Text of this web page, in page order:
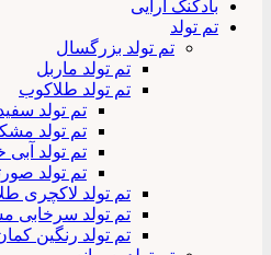
بادکنک آرایی
تم تولد
تم تولد بزرگسال
تم تولد ماربل
تم تولد طلاکوب
تم تولد
تم تولد
تم تولد آبی
تم تولد
تم تولد لاکچری
تم تولد سرخابی
تم تولد رنگین